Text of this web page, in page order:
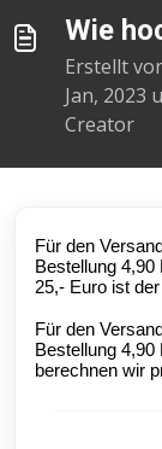
Wie
Erstellt
Jan, 2023
Creator
Für den
Bestellung
25,- Euro ist
Für den
Bestellung
berechnen wir